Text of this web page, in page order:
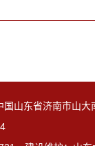
山东省济南市山